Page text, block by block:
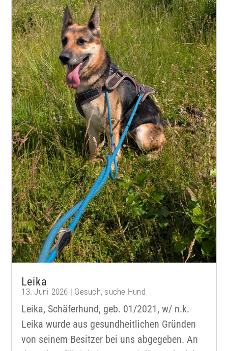
Leika
13. Juni 2026 | Gesuch, suche Hund
Leika, Schäferhund, geb. 01/2021, w/ n.k.
Leika wurde aus gesundheitlichen Gründen
von seinem Besitzer bei uns abgegeben. An